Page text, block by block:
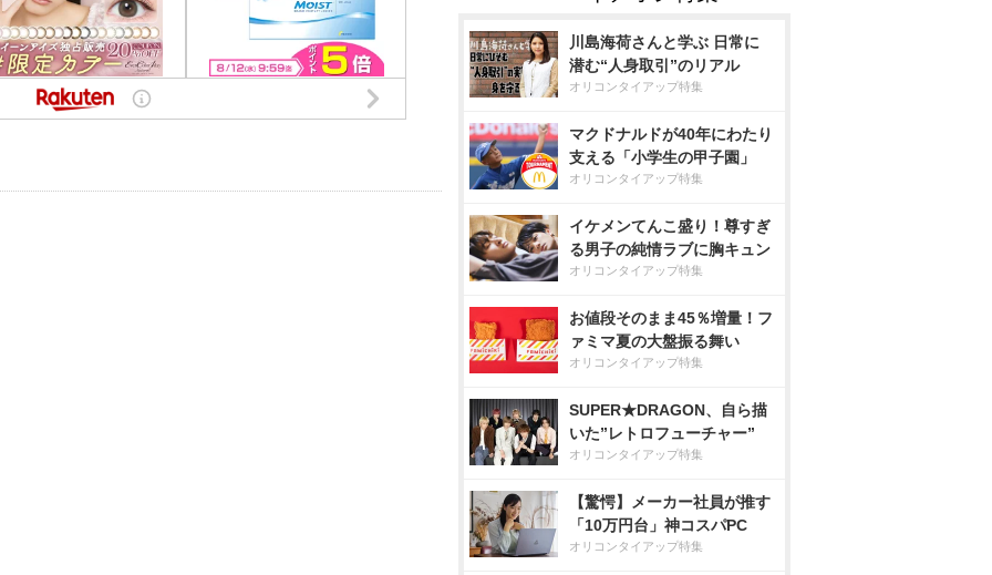
川島海荷さんと学ぶ 日常に
潜む“人身取引”のリアル
オリコンタイアップ特集
マクドナルドが40年にわたり
支える「小学生の甲子園」
オリコンタイアップ特集
イケメンてんこ盛り！尊すぎ
る男子の純情ラブに胸キュン
オリコンタイアップ特集
お値段そのまま45％増量！フ
ァミマ夏の大盤振る舞い
オリコンタイアップ特集
SUPER★DRAGON、自ら描
いた”レトロフューチャー”
オリコンタイアップ特集
【驚愕】メーカー社員が推す
「10万円台」神コスパPC
オリコンタイアップ特集